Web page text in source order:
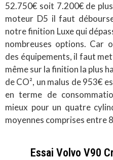
52.750€ soit 7.200€ de
moteur D5 il faut
notre finition Luxe qui
nombreuses options. Car
des équipements, il faut
même sur la finition la plus
de CO², un malus de 953€
en terme de
mieux pour un quatre
moyennes comprises entre
Essai Volvo V90